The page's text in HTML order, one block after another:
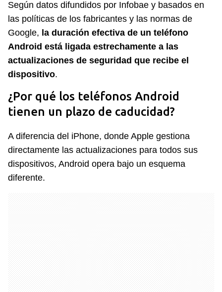
Según datos difundidos por Infobae y basados en
las políticas de los fabricantes y las normas de
Google, la duración efectiva de un teléfono
Android está ligada estrechamente a las
actualizaciones de seguridad que recibe el
dispositivo.
¿Por qué los teléfonos Android
tienen un plazo de caducidad?
A diferencia del iPhone, donde Apple gestiona
directamente las actualizaciones para todos sus
dispositivos, Android opera bajo un esquema
diferente.